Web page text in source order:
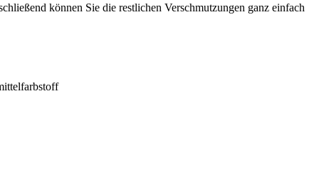
können Sie die restlichen Verschmutzungen ganz einfach